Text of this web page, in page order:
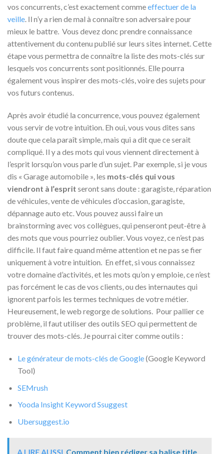
vos concurrents, c’est exactement commeeffectuer de la
veille. Il n’y a rien de mal à connaître son adversaire pour
mieux le battre. Vous devez donc prendre connaissance
attentivement du contenu publié sur leurs sites internet. Cette
étape vous permettra de connaître la liste des mots-clés sur
lesquels vos concurrents sont positionnés. Elle pourra
également vous inspirer des mots-clés, voire des sujets pour
vos futurs contenus.
Après avoir étudié la concurrence, vous pouvez également
vous servir de votre intuition. Eh oui, vous vous dites sans
doute que cela paraît simple, mais qui a dit que ce serait
compliqué. Il y a des mots qui vous viennent directement à
l’esprit lorsqu’on vous parle d’un sujet. Par exemple, si je vous
dis « Garage automobile », les mots-clés qui vous
viendront à l’esprit seront sans doute : garagiste, réparation
de véhicules, vente de véhicules d’occasion, garagiste,
dépannage auto etc. Vous pouvez aussi faire un
brainstorming avec vos collègues, qui penseront peut-être à
des mots que vous pourriez oublier. Vous voyez, ce n’est pas
difficile. Il faut faire quand même attention et ne pas se fier
uniquement à votre intuition. En effet, si vous connaissez
votre domaine d’activités, et les mots qu’on y emploie, ce n’est
pas forcément le cas de vos clients, ou des internautes qui
ignorent parfois les termes techniques de votre métier.
Heureusement, le web regorge de solutions. Pour pallier ce
problème, il faut utiliser des outils SEO qui permettent de
trouver des mots-clés. Je pourrai citer comme outils :
Le générateur de mots-clés de Google(Google Keyword
Tool)
SEMrush
Yooda Insight Keyword Ssuggest
Ubersuggest.io
A LIRE AUSSI Comment bien rédiger sa balise title